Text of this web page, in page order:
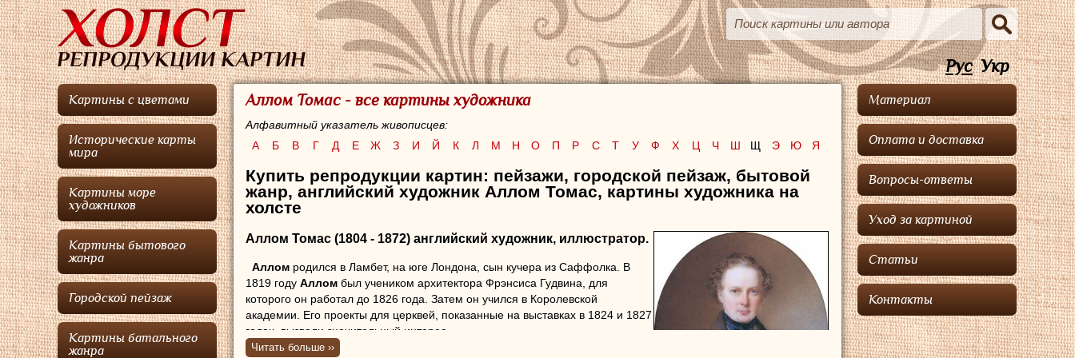
Рус Укр
Картины с цветами
Исторические карты
мира
Картины море
художников
Картины бытового
жанра
Городской пейзаж
Картины батального
жанра
Аллом Томас - все картины художника
Алфавитный указатель живописцев:
А
Б В Г Д Е Ж З И Й К Л М Н О П Р С Т У Ф Х Ц Ч Ш Щ Э Ю Я
Купить репродукции картин: пейзажи, городской пейзаж, бытовой
жанр, английский художник Аллом Томас, картины художника на
холсте
Аллом Томас (1804 - 1872) английский художник, иллюстратор.
Аллом родился в Ламбет, на юге Лондона, сын кучера из Саффолка. В
1819 году Аллом был учеником архитектора Фрэнсиса Гудвина, для
которого он работал до 1826 года. Затем он учился в Королевской
академии. Его проекты для церквей, показанные на выставках в 1824 и 1827
годах, вызвали значительный интерес.
С 1834 по 1843 год
Читать больше ››
Материал
Оплата и доставка
Вопросы-ответы
Уход за картиной
Статьи
Контакты